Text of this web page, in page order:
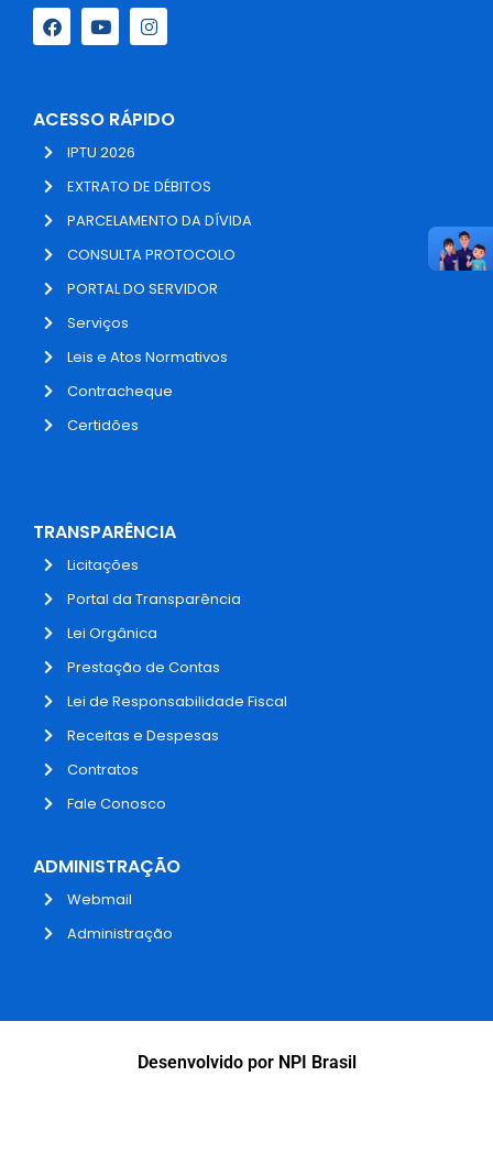
ACESSO RÁPIDO
IPTU 2026
EXTRATO DE DÉBITOS
PARCELAMENTO DA DÍVIDA
CONSULTA PROTOCOLO
PORTAL DO SERVIDOR
Serviços
Leis e Atos Normativos
Contracheque
Certidões
TRANSPARÊNCIA
Licitações
Portal da Transparência
Lei Orgânica
Prestação de Contas
Lei de Responsabilidade Fiscal
Receitas e Despesas
Contratos
Fale Conosco
ADMINISTRAÇÃO
Webmail
Administração
Desenvolvido por NPI Brasil